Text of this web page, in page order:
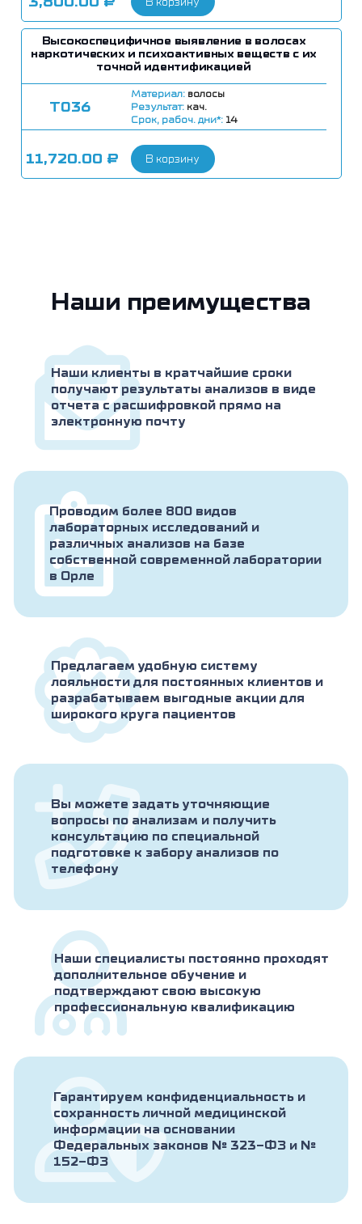
Высокоспецифичное выявление в волосах
наркотических и психоактивных веществ с их
точной идентификацией
Т036
Материал: волосы
Результат: кач.
Срок, рабоч. дни*: 14
11,720.00 ₽ В корзину
Наши преимущества
Наши клиенты в кратчайшие сроки
получают результаты анализов в виде
отчета с расшифровкой прямо на
электронную почту
Проводим более 800 видов
лабораторных исследований и
различных анализов на базе
собственной современной лаборатории
в Орле
Предлагаем удобную систему
лояльности для постоянных клиентов и
разрабатываем выгодные акции для
широкого круга пациентов
Вы можете задать уточняющие
вопросы по анализам и получить
консультацию по специальной
подготовке к забору анализов по
телефону
Наши специалисты постоянно проходят
дополнительное обучение и
подтверждают свою высокую
профессиональную квалификацию
Гарантируем конфиденциальность и
сохранность личной медицинской
информации на основании
Федеральных законов № 323-ФЗ и №
152-ФЗ